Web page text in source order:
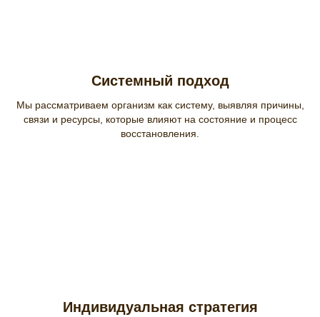
Системный подход
Мы рассматриваем организм как систему, выявляя причины,
связи и ресурсы, которые влияют на состояние и процесс
восстановления.
Индивидуальная стратегия